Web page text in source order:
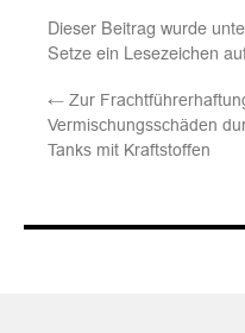
Dieser Beitrag wurde
Setze ein Lesezeichen
← Zur
Vermischungsschäden
Tanks mit Kraftstoffen